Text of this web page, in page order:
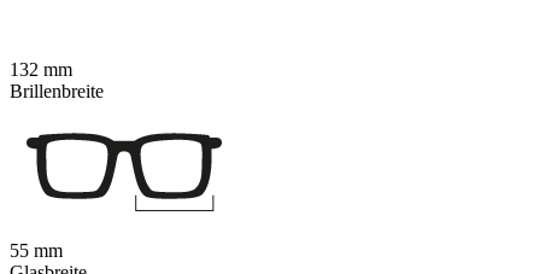
132 mm
Brillenbreite
55 mm